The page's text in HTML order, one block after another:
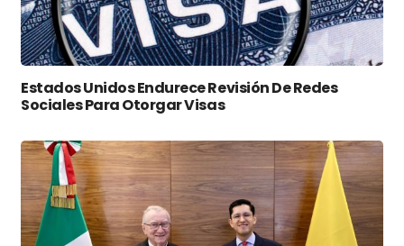
Estados Unidos Endurece Revisión De Redes
Sociales Para Otorgar Visas